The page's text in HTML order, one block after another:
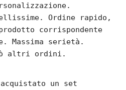
Ordine rapido,
corrispondente
Massima serietà.
altri ordini.
acquistato un set